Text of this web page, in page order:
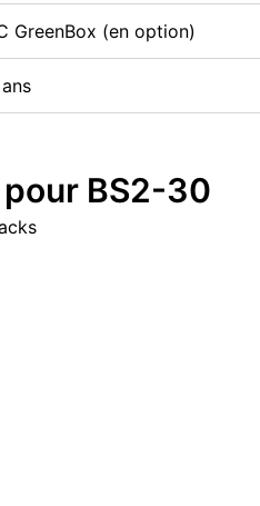
GreenBox (en option)
BS2-30